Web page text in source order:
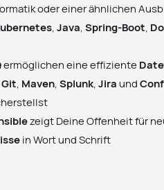
oder einer ähnlichen
,Java ,Spring-Boot
ermöglichen eine effiziente
,Git Maven ,Splunk ,Jira und
zeigt Deine Offenheit für
in Wort und Schrift